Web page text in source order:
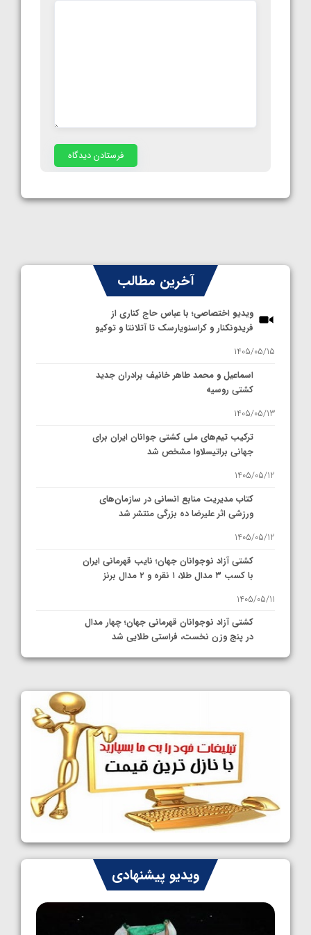
آخرین مطالب
ویدیو اختصاصی؛ با عباس حاج کناری از
فریدونکنار و کراسنویارسک تا آتلانتا و توکیو
1405/05/15
اسماعیل و محمد طاهر خانیف برادران جدید
کشتی روسیه
1405/05/13
ترکیب تیم‌های ملی کشتی جوانان ایران برای
جهانی براتیسلاوا مشخص شد
1405/05/12
کتاب مدیریت منابع انسانی در سازمان‌های
ورزشی اثر علیرضا ده بزرگی منتشر شد
1405/05/12
کشتی آزاد نوجوانان جهان؛ نایب قهرمانی ایران
با کسب ۳ مدال طلا، ۱ نقره و ۲ مدال برنز
1405/05/11
کشتی آزاد نوجوانان قهرمانی جهان؛ چهار مدال
در پنج وزن نخست، فراستی طلایی شد
1405/05/11
کشتی آزاد نوجوانان جهان؛ رقبای نمایندگان
ایران مشخص شدند
1405/05/08
کشتی فرنگی نوجوانان جهان؛ سکوی تیمی
سوم برای ایران
1405/05/07
ایران چشم به راه چهار مدال در پنج وزن دوم
کشتی فرنگی نوجوانان جهان
1405/05/06
ویدیو پیشنهادی